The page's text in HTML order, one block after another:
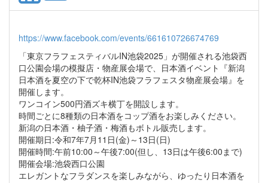
https://www.facebook.com/events/661610726674769
「東京フラフェスティバルIN池袋2025」が開催される池袋西
口公園会場の模擬店・物産展会場で、日本酒イベント『新潟
日本酒を夏空の下で乾杯IN池袋フラフェスタ物産展会場』を
開催します。
ワンコイン500円酒ズキ横丁を開設します。
時間ごとに8種類の日本酒をコップ酒をお楽しみください。
新潟の日本酒・柚子酒・梅酒もボトル販売します。
開催期日:令和7年7月11日(金)～13日(日)
開催時間:午前10:00～午後7:00(但し、13日は午後6:00まで)
開催会場:池袋西口公園
エレガントなフラダンスを楽しみながら、ゆったり日本酒を